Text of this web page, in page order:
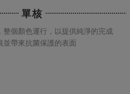
單核
整個顏色運行，以提供純淨的完成
並帶來抗菌保護的表面